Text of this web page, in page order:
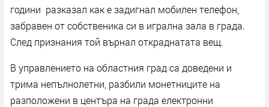
години разказал как е задигнал мобилен телефон,
забравен от собственика си в игрална зала в града.
След признания той върнал откраднатата вещ.
В управлението на областния град са доведени и
трима непълнолетни, разбили монетниците на
разположени в центъра на града електронни